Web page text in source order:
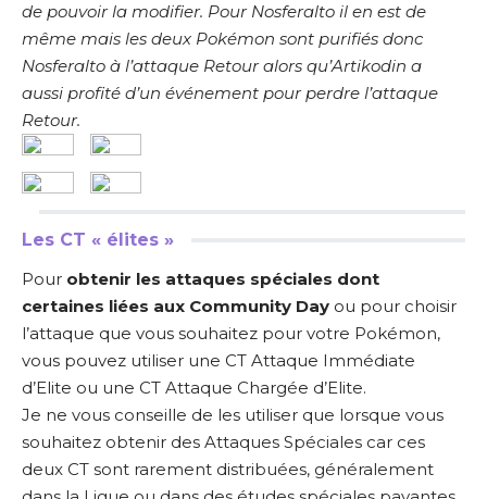
de pouvoir la modifier. Pour Nosferalto il en est de
même mais les deux Pokémon sont purifiés donc
Nosferalto à l’attaque Retour alors qu’Artikodin a
aussi profité d’un événement pour perdre l’attaque
Retour.
Les CT « élites »
Pour obtenir les attaques spéciales dont
certaines liées aux Community Day ou pour choisir
l’attaque que vous souhaitez pour votre Pokémon,
vous pouvez utiliser une CT Attaque Immédiate
d’Elite ou une CT Attaque Chargée d’Elite.
Je ne vous conseille de les utiliser que lorsque vous
souhaitez obtenir des Attaques Spéciales car ces
deux CT sont rarement distribuées, généralement